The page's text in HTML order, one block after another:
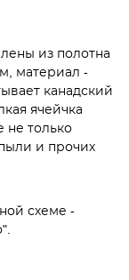
из полотна
материал -
канадский
ячейчка
не только
и прочих
схеме -